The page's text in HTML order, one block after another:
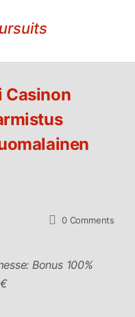
Casinon
0 Comments